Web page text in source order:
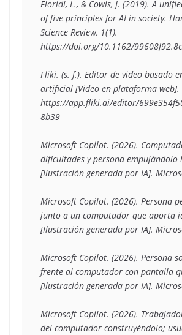
Floridi, L., & Cowls, J. (2019). A
of five principles for AI in society.
Science Review, 1(1).
https://doi.org/10.1162/
Fliki. (s. f.). Editor de video basado
artificial [Video en plataforma web].
https://app.fliki.ai/editor/
8b39
Microsoft Copilot. (2026).
dificultades y persona empujándolo
[Ilustración generada por IA].
Microsoft Copilot. (2026). Persona
junto a un computador que aporta
[Ilustración generada por IA].
Microsoft Copilot. (2026). Persona
frente al computador con pantalla
[Ilustración generada por IA].
Microsoft Copilot. (2026).
del computador construyéndolo;